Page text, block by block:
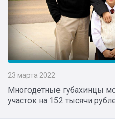
23 марта 2022
Многодетные губахинцы
участок на 152 тысячи